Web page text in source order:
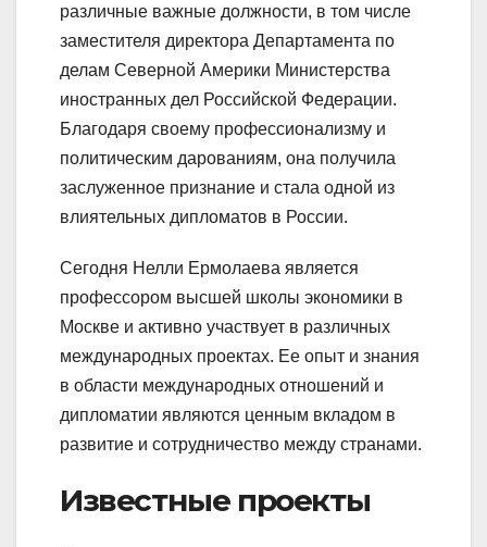
различные важные должности, в том числе
заместителя директора Департамента по
делам Северной Америки Министерства
иностранных дел Российской Федерации.
Благодаря своему профессионализму и
политическим дарованиям, она получила
заслуженное признание и стала одной из
влиятельных дипломатов в России.
Сегодня Нелли Ермолаева является
профессором высшей школы экономики в
Москве и активно участвует в различных
международных проектах. Ее опыт и знания
в области международных отношений и
дипломатии являются ценным вкладом в
развитие и сотрудничество между странами.
Известные проекты